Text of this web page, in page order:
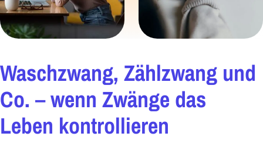
Waschzwang, Zählzwang und
Co. – wenn Zwänge das
Leben kontrollieren